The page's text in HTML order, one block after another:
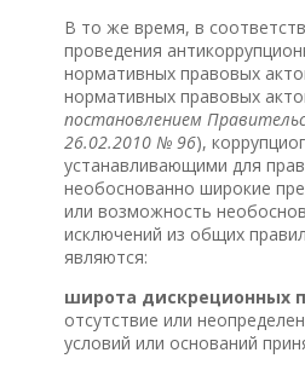
В то же время, в
проведения
нормативных правовых
нормативных правовых
постановлением
26.02.2010 № 96),
устанавливающими для
необоснованно широкие
или возможность
исключений из общих
являются:
широта дискреционных
отсутствие или
условий или оснований